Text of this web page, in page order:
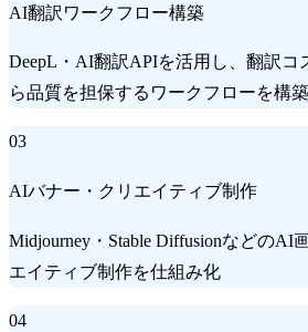
AI翻訳ワークフロー構築
DeepL・AI翻訳APIを活用し、翻訳コ
ら品質を担保するワークフローを構築
03
AIバナー・クリエイティブ制作
Midjourney・Stable DiffusionなどのAI
エイティブ制作を仕組み化
04